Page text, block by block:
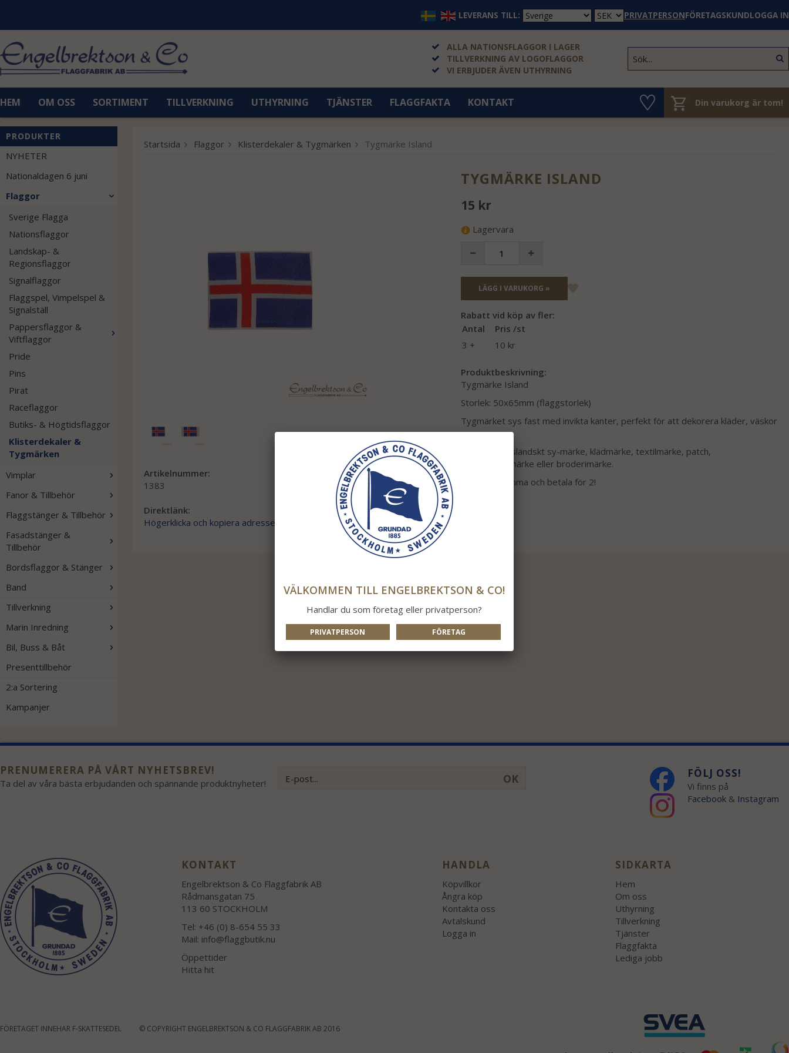
LEVERANS TILL: PRIVATPERSONFÖRETAGSKUNDLOGGA IN
ALLA NATIONSFLAGGOR I LAGER
TILLVERKNING AV LOGOFLAGGOR
VI ERBJUDER ÄVEN UTHYRNING
HEM OM OSS SORTIMENT TILLVERKNING UTHYRNING TJÄNSTER FLAGGFAKTA KONTAKT Din varukorg är tom!
PRODUKTER
NYHETER
Nationaldagen 6 juni
Flaggor
Sverige Flagga
Nationsflaggor
Landskap- &
Regionsflaggor
Signalflaggor
Flaggspel, Vimpelspel &
Signalställ
Pappersflaggor &
Viftflaggor
Pride
Pins
Pirat
Raceflaggor
Butiks- & Högtidsflaggor
Klisterdekaler &
Tygmärken
Vimplar
Fanor & Tillbehör
Flaggstänger & Tillbehör
Fasadstänger &
Tillbehör
Bordsflaggor & Stänger
Band
Tillverkning
Marin Inredning
Bil, Buss & Båt
Presenttillbehör
2:a Sortering
Kampanjer
Startsida Flaggor Klisterdekaler & Tygmärken Tygmärke Island
TYGMÄRKE ISLAND
15 kr
Lagervara
LÄGG I VARUKORG »
Rabatt vid köp av fler:
Antal
Pris /st
3 +
10 kr
Produktbeskrivning:
Tygmärke Island
Storlek: 50x65mm (flaggstorlek)
Tygmärket sys fast med invikta kanter, perfekt för att dekorera kläder, väskor
m.m.
Kallas även Isländskt sy-märke, klädmärke, textilmärke, patch,
dekorationsmärke eller broderimärke.
Köp 3 av samma och betala för 2!
Artikelnummer:
1383
Direktlänk:
Högerklicka och kopiera adressen
PRENUMERERA PÅ VÅRT NYHETSBREV!
Ta del av våra bästa erbjudanden och spännande produktnyheter! OK FÖLJ OSS!
Vi finns på
Facebook & Instagram
KONTAKT
Engelbrektson & Co Flaggfabrik AB
Rådmansgatan 75
113 60 STOCKHOLM
Tel: +46 (0) 8-654 55 33
Mail: info@flaggbutik.nu
Öppettider
Hitta hit
HANDLA
Köpvillkor
Ångra köp
Kontakta oss
Avtalskund
Logga in
SIDKARTA
Hem
Om oss
Uthyrning
Tillverkning
Tjänster
Flaggfakta
Lediga jobb
FÖRETAGET INNEHAR F-SKATTESEDEL © COPYRIGHT ENGELBREKTSON & CO FLAGGFABRIK AB 2016
VÄLKOMMEN TILL ENGELBREKTSON & CO!
Handlar du som företag eller privatperson?
PRIVATPERSON FÖRETAG